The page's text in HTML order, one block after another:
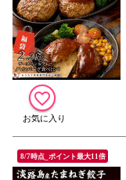
8/7時点_ポイント最大11倍